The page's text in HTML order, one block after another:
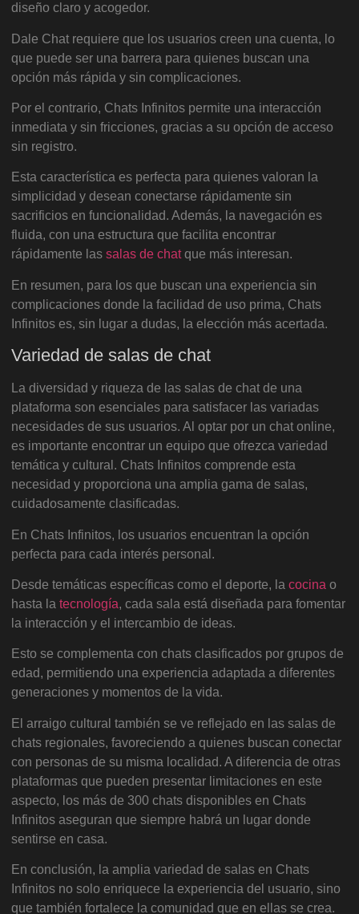
diseño claro y acogedor.
Dale Chat requiere que los usuarios creen una cuenta, lo
que puede ser una barrera para quienes buscan una
opción más rápida y sin complicaciones.
Por el contrario, Chats Infinitos permite una interacción
inmediata y sin fricciones, gracias a su opción de acceso
sin registro.
Esta característica es perfecta para quienes valoran la
simplicidad y desean conectarse rápidamente sin
sacrificios en funcionalidad. Además, la navegación es
fluida, con una estructura que facilita encontrar
rápidamente las salas de chatque más interesan.
En resumen, para los que buscan una experiencia sin
complicaciones donde la facilidad de uso prima, Chats
Infinitos es, sin lugar a dudas, la elección más acertada.
Variedad de salas de chat
La diversidad y riqueza de las salas de chat de una
plataforma son esenciales para satisfacer las variadas
necesidades de sus usuarios. Al optar por un chat online,
es importante encontrar un equipo que ofrezca variedad
temática y cultural. Chats Infinitos comprende esta
necesidad y proporciona una amplia gama de salas,
cuidadosamente clasificadas.
En Chats Infinitos, los usuarios encuentran la opción
perfecta para cada interés personal.
Desde temáticas específicas como el deporte, la cocina o
hasta la tecnología, cada sala está diseñada para fomentar
la interacción y el intercambio de ideas.
Esto se complementa con chats clasificados por grupos de
edad, permitiendo una experiencia adaptada a diferentes
generaciones y momentos de la vida.
El arraigo cultural también se ve reflejado en las salas de
chats regionales, favoreciendo a quienes buscan conectar
con personas de su misma localidad. A diferencia de otras
plataformas que pueden presentar limitaciones en este
aspecto, los más de 300 chats disponibles en Chats
Infinitos aseguran que siempre habrá un lugar donde
sentirse en casa.
En conclusión, la amplia variedad de salas en Chats
Infinitos no solo enriquece la experiencia del usuario, sino
que también fortalece la comunidad que en ellas se crea.